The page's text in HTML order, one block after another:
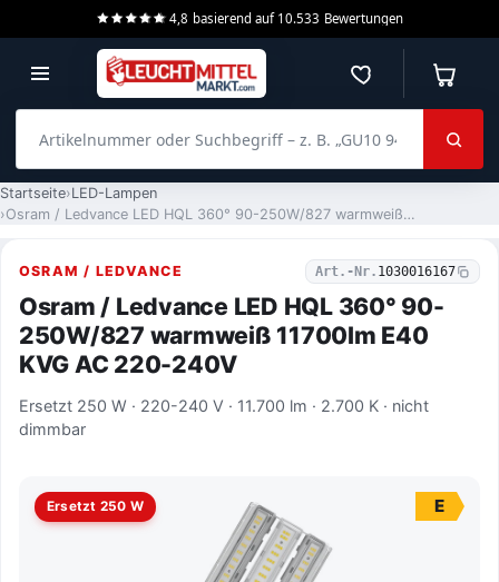
4,8 basierend auf 10.533 Bewertungen
Merkzettel
Startseite LED-Lampen
Osram / Ledvance LED HQL 360° 90-250W/827 warmweiß 11700lm E40 KVG AC 220-240V
OSRAM / LEDVANCE Art.-Nr. 1030016167
Osram / Ledvance LED HQL 360° 90-
250W/827 warmweiß 11700lm E40
KVG AC 220-240V
Ersetzt 250 W · 220-240 V · 11.700 lm · 2.700 K · nicht
dimmbar
Ersetzt 250 W E